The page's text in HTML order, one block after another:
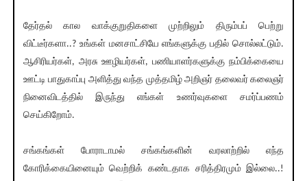
தேர்தல் கால வாக்குறுதிகளை முற்றிலும் திரும்பப் பெற்று
விட்டீர்களா..? உங்கள் மனசாட்சியே எங்களுக்கு பதில் சொல்லட்டும்.
ஆசிரியர்கள், அரசு ஊழியர்கள், பணியாளர்களுக்கு நம்பிக்கையை
ஊட்டி பாதுகாப்பு அளித்து வந்த முத்தமிழ் அறிஞர் தலைவர் கலைஞர்
நினைவிடத்தில் இருந்து எங்கள் உணர்வுகளை சமர்ப்பணம்
செய்கிறோம்.
சங்கங்கள் போராடாமல் சங்கங்களின் வரலாற்றில் எந்த
கோரிக்கையினையும் வெற்றிக் கண்டதாக சரித்திரமும் இல்லை..!